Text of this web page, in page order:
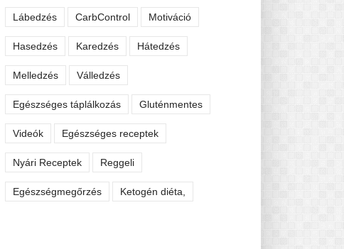
Lábedzés CarbControl Motiváció
Hasedzés Karedzés Hátedzés
Melledzés Válledzés
Egészséges táplálkozás Gluténmentes
Videók Egészséges receptek
Nyári Receptek Reggeli
Egészségmegőrzés Ketogén diéta,